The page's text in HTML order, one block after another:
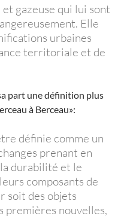
gazeuse qui lui sont
Elle
urbaines
territoriale et de
part une définition plus
à Berceau»:
définie comme un
prenant en
durabilité et le
composants de
soit des objets
premières nouvelles,